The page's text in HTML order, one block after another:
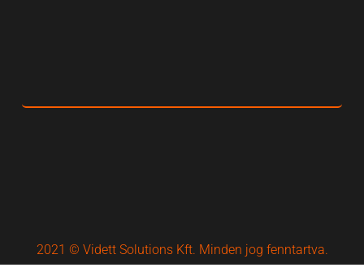
2021 © Vidett Solutions Kft. Minden jog fenntartva.